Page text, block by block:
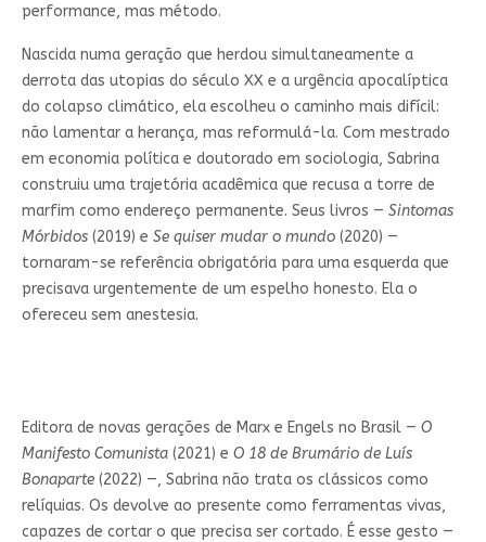
performance, mas método.
Nascida numa geração que herdou simultaneamente a
derrota das utopias do século XX e a urgência apocalíptica
do colapso climático, ela escolheu o caminho mais difícil:
não lamentar a herança, mas reformulá-la. Com mestrado
em economia política e doutorado em sociologia, Sabrina
construiu uma trajetória acadêmica que recusa a torre de
marfim como endereço permanente. Seus livros — Sintomas
Mórbidos(2019) e Se quiser mudar o mundo(2020) —
tornaram-se referência obrigatória para uma esquerda que
precisava urgentemente de um espelho honesto. Ela o
ofereceu sem anestesia.
Editora de novas gerações de Marx e Engels no Brasil — O
Manifesto Comunista(2021) e O 18 de Brumário de Luís
Bonaparte(2022) —, Sabrina não trata os clássicos como
relíquias. Os devolve ao presente como ferramentas vivas,
capazes de cortar o que precisa ser cortado. É esse gesto —